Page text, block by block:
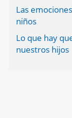
Las
niños
Lo que hay
nuestros hijos